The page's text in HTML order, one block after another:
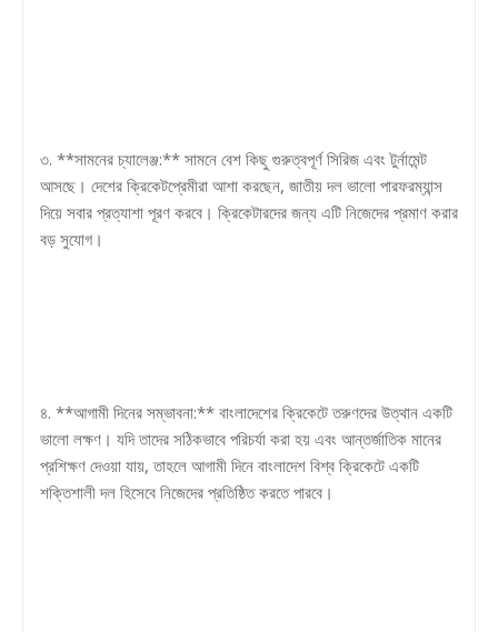
৩. **সামনের চ্যালেঞ্জ:** সামনে বেশ কিছু গুরুত্বপূর্ণ সিরিজ এবং টুর্নামেন্ট
আসছে। দেশের ক্রিকেটপ্রেমীরা আশা করছেন, জাতীয় দল ভালো পারফরম্যান্স
দিয়ে সবার প্রত্যাশা পূরণ করবে। ক্রিকেটারদের জন্য এটি নিজেদের প্রমাণ করার
বড় সুযোগ।
৪. **আগামী দিনের সম্ভাবনা:** বাংলাদেশের ক্রিকেটে তরুণদের উত্থান একটি
ভালো লক্ষণ। যদি তাদের সঠিকভাবে পরিচর্যা করা হয় এবং আন্তর্জাতিক মানের
প্রশিক্ষণ দেওয়া যায়, তাহলে আগামী দিনে বাংলাদেশ বিশ্ব ক্রিকেটে একটি
শক্তিশালী দল হিসেবে নিজেদের প্রতিষ্ঠিত করতে পারবে।